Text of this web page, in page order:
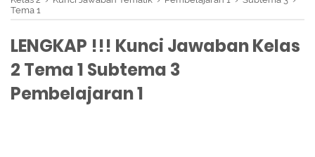
Tema 1
LENGKAP !!! Kunci Jawaban Kelas
2 Tema 1 Subtema 3
Pembelajaran 1